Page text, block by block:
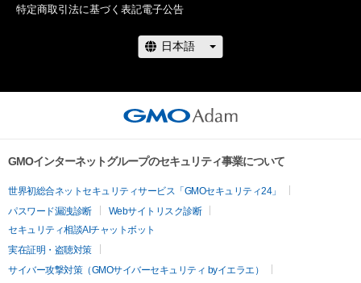
特定商取引法に基づく表記電子公告
GMOインターネットグループのセキュリティ事業について
世界初総合ネットセキュリティサービス「GMOセキュリティ24」
パスワード漏洩診断
Webサイトリスク診断
セキュリティ相談AIチャットボット
実在証明・盗聴対策
サイバー攻撃対策（GMOサイバーセキュリティ byイエラエ）